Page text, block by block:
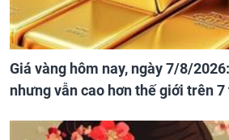
Giá vàng hôm nay, ngày 7/8/
nhưng vẫn cao hơn thế giới trên